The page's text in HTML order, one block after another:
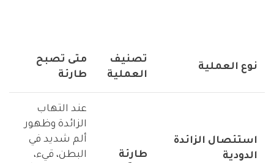
نوع العملية
تصنيف
العملية
متى تصبح
طارئة
استئصال الزائدة
الدودية
طارئة
عند التهاب
الزائدة وظهور
ألم شديد في
البطن، قيء،